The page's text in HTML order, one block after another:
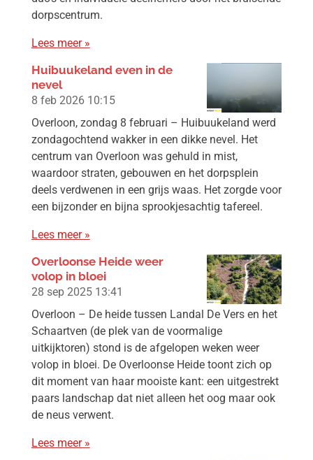
dorpscentrum.
Lees meer »
Huibuukeland even in de
nevel
8 feb 2026 10:15
Overloon, zondag 8 februari – Huibuukeland werd
zondagochtend wakker in een dikke nevel. Het
centrum van Overloon was gehuld in mist,
waardoor straten, gebouwen en het dorpsplein
deels verdwenen in een grijs waas. Het zorgde voor
een bijzonder en bijna sprookjesachtig tafereel.
Lees meer »
Overloonse Heide weer
volop in bloei
28 sep 2025 13:41
Overloon – De heide tussen Landal De Vers en het
Schaartven (de plek van de voormalige
uitkijktoren) stond is de afgelopen weken weer
volop in bloei. De Overloonse Heide toont zich op
dit moment van haar mooiste kant: een uitgestrekt
paars landschap dat niet alleen het oog maar ook
de neus verwent.
Lees meer »